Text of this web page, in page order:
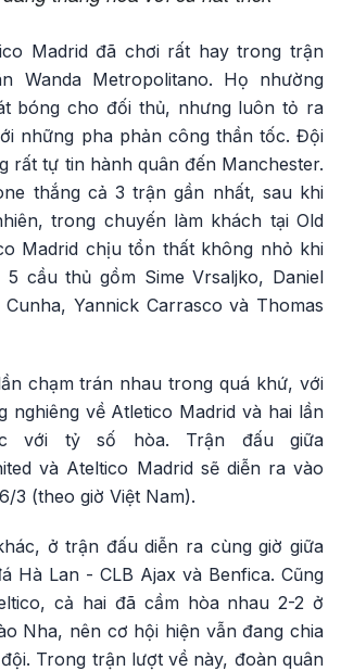
Madrid đã chơi rất hay trong trận
Wanda Metropolitano. Họ nhường
bóng cho đối thủ, nhưng luôn tỏ ra
những pha phản công thần tốc. Đội
rất tự tin hành quân đến Manchester.
thắng cả 3 trận gần nhất, sau khi
trong chuyến làm khách tại Old
Madrid chịu tổn thất không nhỏ khi
cầu thủ gồm Sime Vrsaljko, Daniel
Cunha, Yannick Carrasco và Thomas
chạm trán nhau trong quá khứ, với
nghiêng về Atletico Madrid và hai lần
với tỷ số hòa. Trận đấu giữa
và Ateltico Madrid sẽ diễn ra vào
3 (theo giờ Việt Nam).
ở trận đấu diễn ra cùng giờ giữa
Hà Lan - CLB Ajax và Benfica. Cũng
cả hai đã cầm hòa nhau 2-2 ở
Nha, nên cơ hội hiện vẫn đang chia
Trong trận lượt về này, đoàn quân